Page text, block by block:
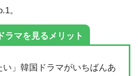
。
ラマを見るメリット
い」韓国ドラマがいちばんあ